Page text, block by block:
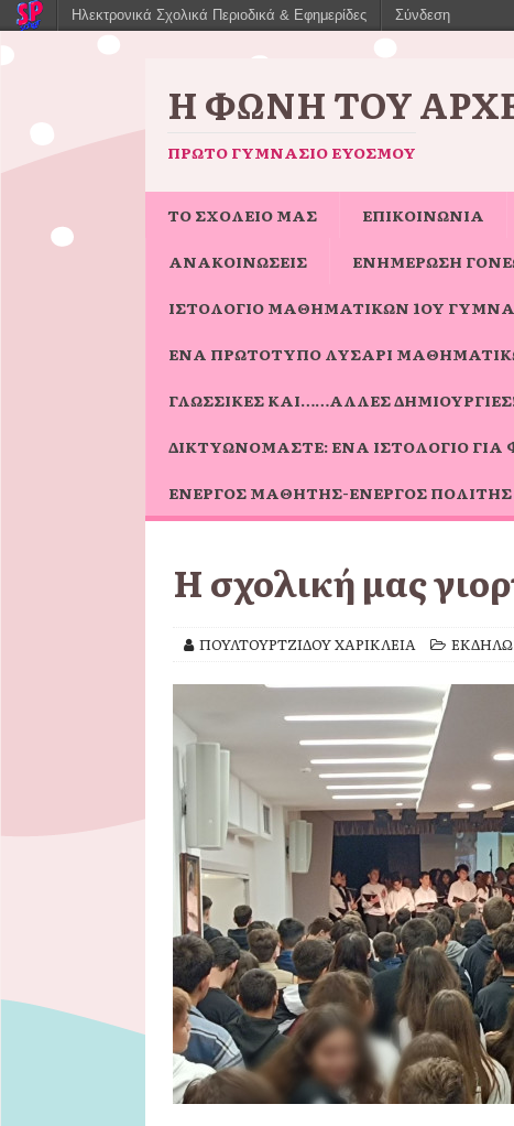
Η ΦΩΝΉ ΤΟΥ
ΠΡΏΤΟ ΓΥΜΝΆΣΙΟ ΕΥΌΣΜΟΥ
ΤΟ ΣΧΟΛΕΙΟ ΜΑΣ ΕΠΙΚΟΙΝΩΝΙΑ
ΑΝΑΚΟΙΝΩΣΕΙΣ ΕΝΗΜΈΡΩΣΗ
ΙΣΤΟΛΌΓΙΟ ΜΑΘΗΜΑΤΙΚΏΝ 1ΟΥ
ΈΝΑ ΠΡΩΤΌΤΥΠΟ ΛΥΣΆΡΙ
ΓΛΩΣΣΙΚΈΣ ΚΑΙ……ΆΛΛΕΣ
ΔΙΚΤΥΩΝΌΜΑΣΤΕ: ΈΝΑ ΙΣΤΟΛΌΓΙΟ
ΕΝΕΡΓΌΣ ΜΑΘΗΤΉΣ-ΕΝΕΡΓΌΣ ΠΟΛΊΤΗΣ
Η σχολική μας
ΠΟΥΛΤΟΥΡΤΖΙΔΟΥ ΧΑΡΙΚΛΕΙΑ
Ηλεκτρονικά Σχολικά Περιοδικά & Εφημερίδες Σύνδεση